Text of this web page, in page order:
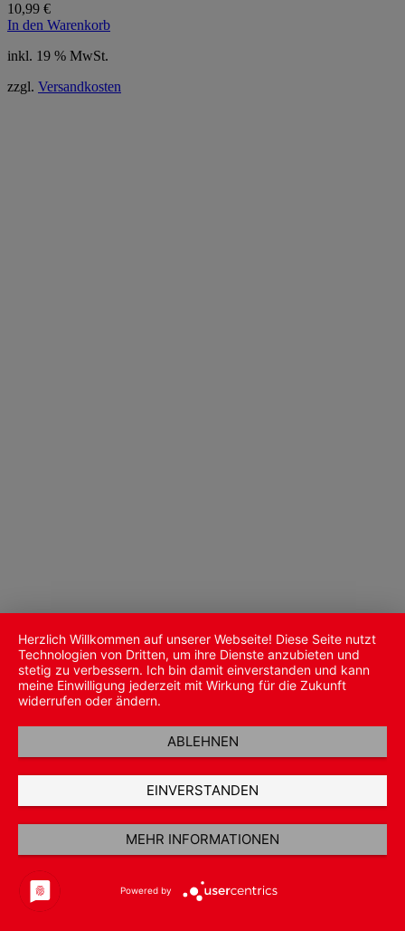
10,99 €
In den Warenkorb
inkl. 19 % MwSt.
zzgl. Versandkosten
Herzlich Willkommen auf unserer Webseite! Diese Seite nutzt
Technologien von Dritten, um ihre Dienste anzubieten und
stetig zu verbessern. Ich bin damit einverstanden und kann
meine Einwilligung jederzeit mit Wirkung für die Zukunft
widerrufen oder ändern.
ABLEHNEN
EINVERSTANDEN
MEHR INFORMATIONEN
Powered by